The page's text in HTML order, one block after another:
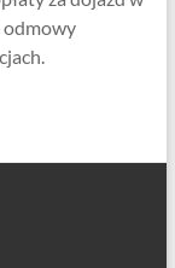
odmowy